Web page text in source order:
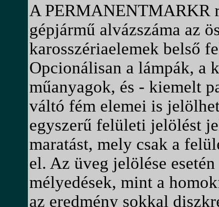
A PERMANENTMARKR
gépjármű alvázszáma az
karosszériaelemek belső
Opcionálisan a lámpák, a
műanyagok, és - kiemelt
váltó fém elemei is
egyszerű felületi jelölést
maratást, mely csak a
el. Az üveg jelölése
mélyedések, mint a
az eredmény sokkal